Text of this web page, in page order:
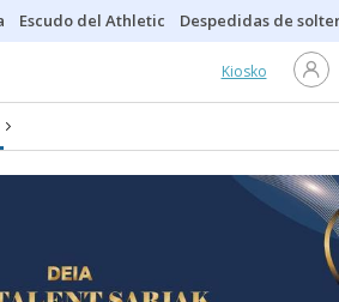
Escudo del Athletic Despedidas de
Kiosko